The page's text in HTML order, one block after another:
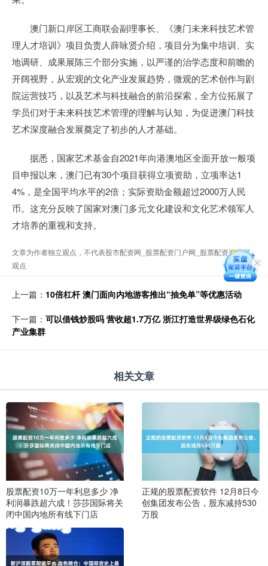
澳门新口岸区工商联会副理事长、《澳门未来科技艺术管
理人才培训》项目负责人薛咏贤介绍，项目分为集中培训、实
地调研、成果展陈三个部分实施，以严谨的治学态度和前瞻的
开阔视野，从宏观的文化产业发展趋势，微观的艺术创作与剧
院运营技巧，以及艺术与科技融合的前沿探索，全方位拓展了
学员们对于未来科技艺术管理的理解与认知，为促进澳门科技
艺术深度融合发展奠定了初步的人才基础。
据悉，国家艺术基金自2021年向港澳地区全面开放一般项
目申报以来，澳门已有30个项目获得立项资助，立项率达1
4%，是全国平均水平的2倍；实际资助金额超过2000万人民
币。这充分反映了国家对澳门多元文化建设和文化艺术领军人
才培养的重视和支持。
文章为作者独立观点，不代表股市配资网_股票配资门户网_股票配资资讯网
观点
上一篇： 10倍杠杆 澳门面向内地游客推出“抽免单”等优惠活动
下一篇： 可以借钱炒股吗 营收超1.7万亿 浙江打造世界级绿色石化
产业集群
相关文章
股票配资10万一年利息多少 净
利润暴跌超六成！莎莎国际将关
闭中国内地所有线下门店
正规的股票配资软件 12月8日今
创集团发布公告，股东减持530
万股